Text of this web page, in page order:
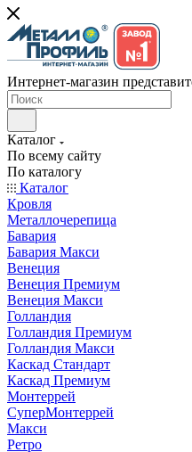
Интернет-магазин
Каталог
По всему сайту
По каталогу
Каталог
Кровля
Металлочерепица
Бавария
Бавария Макси
Венеция
Венеция Премиум
Венеция Макси
Голландия
Голландия Премиум
Голландия Макси
Каскад Стандарт
Каскад Премиум
Монтеррей
СуперМонтеррей
Макси
Ретро